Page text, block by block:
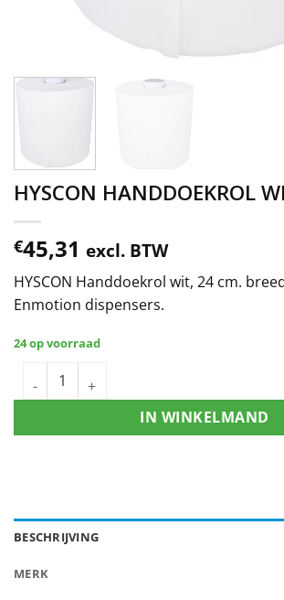
HYSCON HANDDOEKROL
€45,31 excl. BTW
HYSCON Handdoekrol wit, 24 cm.
Enmotion dispensers.
24 op voorraad
IN WINKELMAND
BESCHRIJVING
MERK